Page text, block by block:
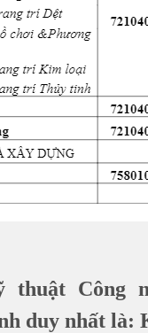
Công
duy nhất là: